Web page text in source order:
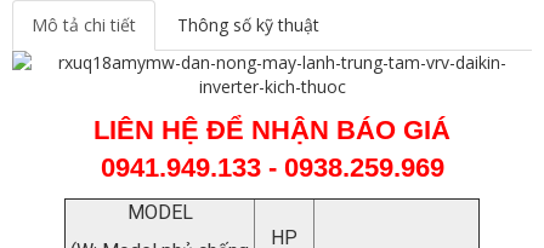
Mô tả chi tiết
Thông số kỹ thuật
LIÊN HỆ ĐỂ NHẬN BÁO GIÁ
0941.949.133 - 0938.259.969
MODEL
HP